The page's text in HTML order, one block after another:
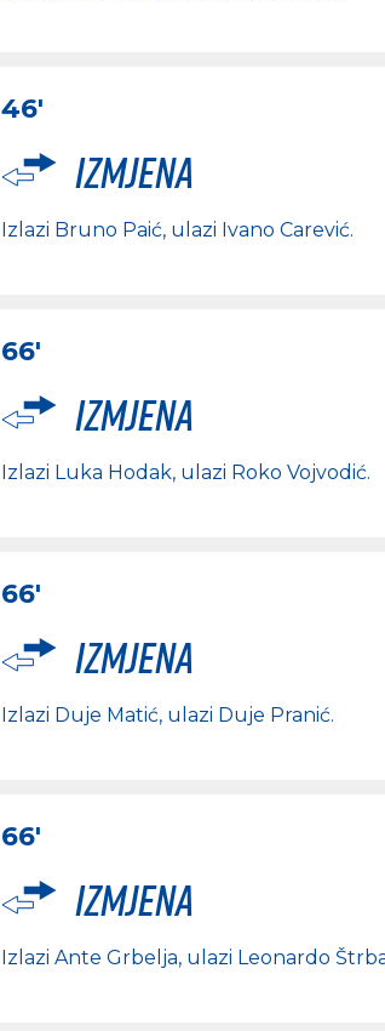
46'
Izmjena
Izlazi Bruno Paić, ulazi Ivano Carević.
66'
Izmjena
Izlazi Luka Hodak, ulazi Roko Vojvodić.
66'
Izmjena
Izlazi Duje Matić, ulazi Duje Pranić.
66'
Izmjena
Izlazi Ante Grbelja, ulazi Leonardo